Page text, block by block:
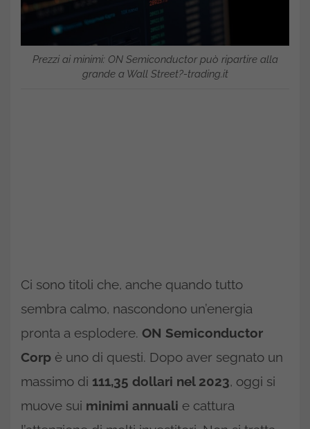
Prezzi ai minimi: ON Semiconductor può ripartire alla
grande a Wall Street?-trading.it
Ci sono titoli che, anche quando tutto
sembra calmo, nascondono un’energia
pronta a esplodere. ON Semiconductor
Corp è uno di questi. Dopo aver segnato un
massimo di 111,35 dollari nel 2023, oggi si
muove sui minimi annuali e cattura